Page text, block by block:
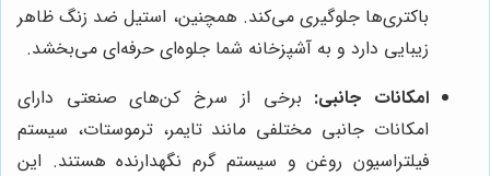
باکتری‌ها جلوگیری می‌کند. همچنین، استیل ضد زنگ ظاهر
زیبایی دارد و به آشپزخانه شما جلوه‌ای حرفه‌ای می‌بخشد.
امکانات جانبی: برخی از سرخ کن‌های صنعتی دارای
امکانات جانبی مختلفی مانند تایمر، ترموستات، سیستم
فیلتراسیون روغن و سیستم گرم نگهدارنده هستند. این